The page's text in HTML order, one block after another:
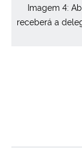
Imagem 4:
receberá a